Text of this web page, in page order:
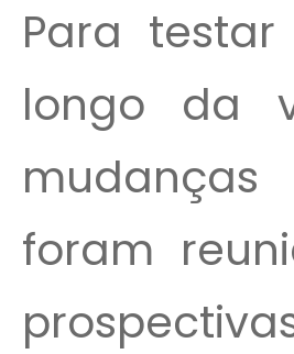
Para
longo da
foram